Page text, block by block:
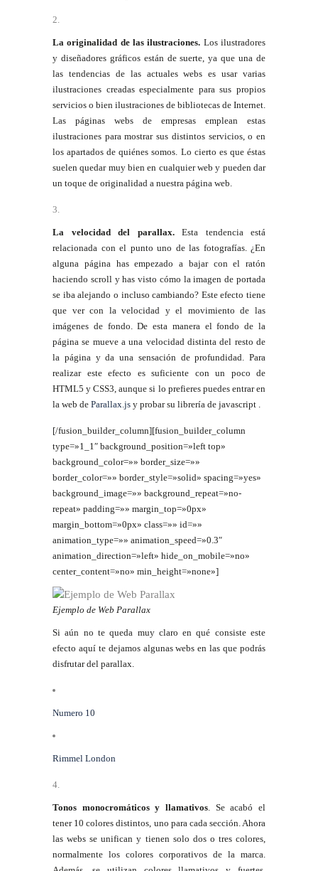
La originalidad de las ilustraciones. Los ilustradores
y diseñadores gráficos están de suerte, ya que una de
las tendencias de las actuales webs es usar varias
ilustraciones creadas especialmente para sus propios
servicios o bien ilustraciones de bibliotecas de Internet.
Las páginas webs de empresas emplean estas
ilustraciones para mostrar sus distintos servicios, o en
los apartados de quiénes somos. Lo cierto es que éstas
suelen quedar muy bien en cualquier web y pueden dar
un toque de originalidad a nuestra página web.
La velocidad del parallax.Esta tendencia está
relacionada con el punto uno de las fotografías. ¿En
alguna página has empezado a bajar con el ratón
haciendo scroll y has visto cómo la imagen de portada
se iba alejando o incluso cambiando? Este efecto tiene
que ver con la velocidad y el movimiento de las
imágenes de fondo. De esta manera el fondo de la
página se mueve a una velocidad distinta del resto de
la página y da una sensación de profundidad. Para
realizar este efecto es suficiente con un poco de
HTML5 y CSS3, aunque si lo prefieres puedes entrar en
la web de Parallax.js y probar su librería de javascript .
[/fusion_builder_column][fusion_builder_column
type=»1_1″ background_position=»left top»
background_color=»» border_size=»»
border_color=»» border_style=»solid» spacing=»yes»
background_image=»» background_repeat=»no-
repeat» padding=»» margin_top=»0px»
margin_bottom=»0px» class=»» id=»»
animation_type=»» animation_speed=»0.3″
animation_direction=»left» hide_on_mobile=»no»
center_content=»no» min_height=»none»]
Ejemplo de Web Parallax
Si aún no te queda muy claro en qué consiste este
efecto aquí te dejamos algunas webs en las que podrás
disfrutar del parallax.
Numero 10
Rimmel London
Tonos monocromáticos y llamativos. Se acabó el
tener 10 colores distintos, uno para cada sección. Ahora
las webs se unifican y tienen solo dos o tres colores,
normalmente los colores corporativos de la marca.